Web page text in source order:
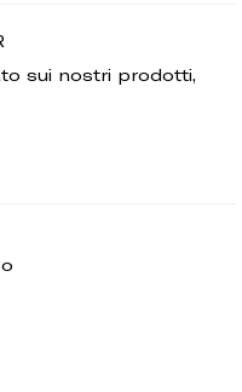
sui nostri prodotti,